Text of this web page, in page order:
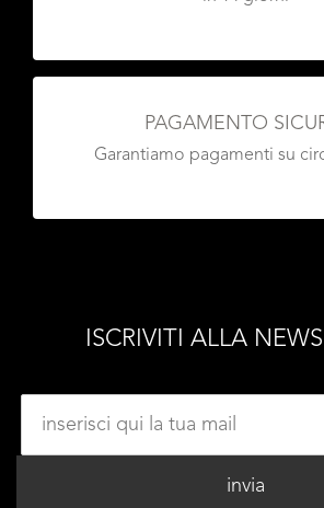
PAGAMENTO
Garantiamo pagamenti su
ISCRIVITI ALLA